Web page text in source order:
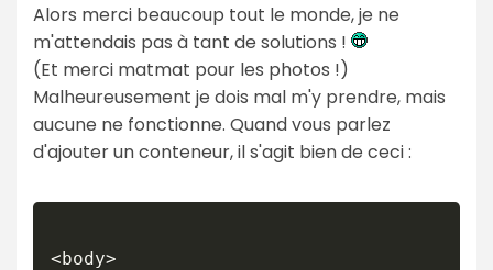
Alors merci beaucoup tout le monde, je ne
m'attendais pas à tant de solutions !
(Et merci matmat pour les photos !)
Malheureusement je dois mal m'y prendre, mais
aucune ne fonctionne. Quand vous parlez
d'ajouter un conteneur, il s'agit bien de ceci :
<body>